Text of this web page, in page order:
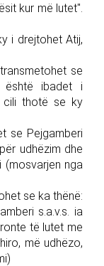
kur më lutet".
i drejtohet Atij,
se
është ibadet i
cili thotë se ky
se Pej­gam­be­ri
udhëzim dhe
(mosvarjen nga
se ka thënë:
s.a.v.s. ia
të lutet me
më udhëzo,